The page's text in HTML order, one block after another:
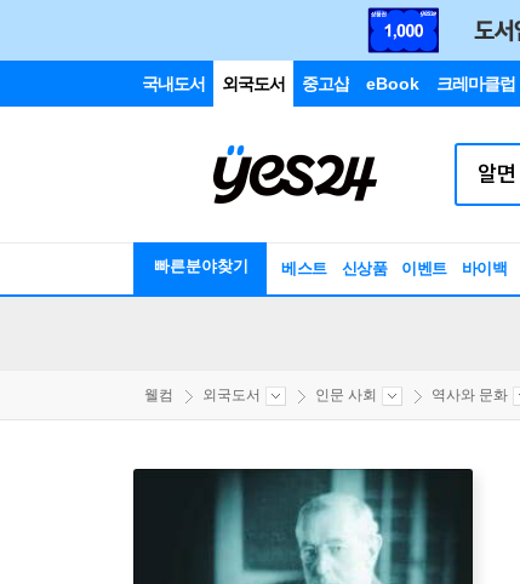
국내도서 외국도서 중고샵 eBook 크레마클럽
빠른분야찾기 베스트 신상품 이벤트 바이백
웰컴 외국도서 인문 사회 역사와 문화